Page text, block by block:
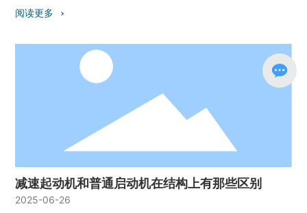
转），或发出 “哒哒” 电磁开关声但齿轮不啮合，可能是电机
故障或齿轮卡死。 启动时出现刺耳摩擦声，可能是驱动齿轮
底，发动机转动缓慢（如正常转速应为 200~300 转 / 分，现
降至 100 转 / 分以下），且蓄电池电量充足，可能是起动机
扭矩不足（齿轮打滑或电机功率衰减）。 3. 异常发热或冒烟
启动后起动机外壳温度过高（烫手），甚至闻到焦糊味，可
能是内部线圈短路、齿轮卡死导致过载。 4. 频繁维修仍故障
频发 若起动机已更换电刷、齿轮等部件，但短时间内再次出
现启动困难（如 1 年内维修≥2 次），说明核心部件（电机、
阅读更多
减速起动机和普通启动机在结构上有那些区别
2025-06-26